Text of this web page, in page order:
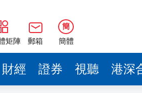
矩陣 郵箱
簡
簡體
財經 證券 視聽 港深
孜州民族歌舞團亮相家鄉市集嘉年
A股收評】三大指數集體下挫 全市
「誰來藤」團隊斬獲全國高校商業